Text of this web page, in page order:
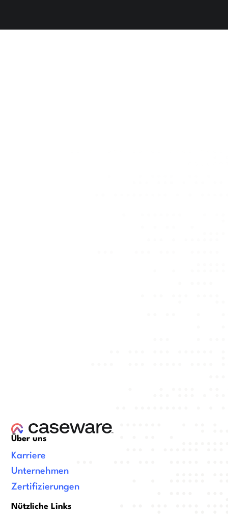
Über uns
Karriere
Unternehmen
Zertifizierungen
Nützliche Links